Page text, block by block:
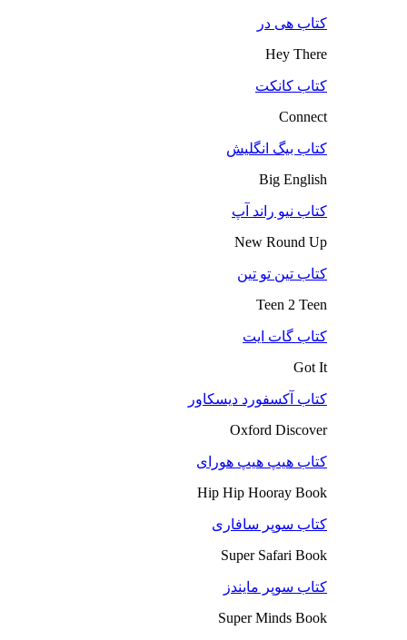
کتاب هی در
Hey There
کتاب کانکت
Connect
کتاب بیگ انگلیش
Big English
کتاب نیو راند آپ
New Round Up
کتاب تین تو تین
Teen 2 Teen
کتاب گات ایت
Got It
کتاب آکسفورد دیسکاور
Oxford Discover
کتاب هیپ هیپ هورای
Hip Hip Hooray Book
کتاب سوپر سافاری
Super Safari Book
کتاب سوپر مایندز
Super Minds Book